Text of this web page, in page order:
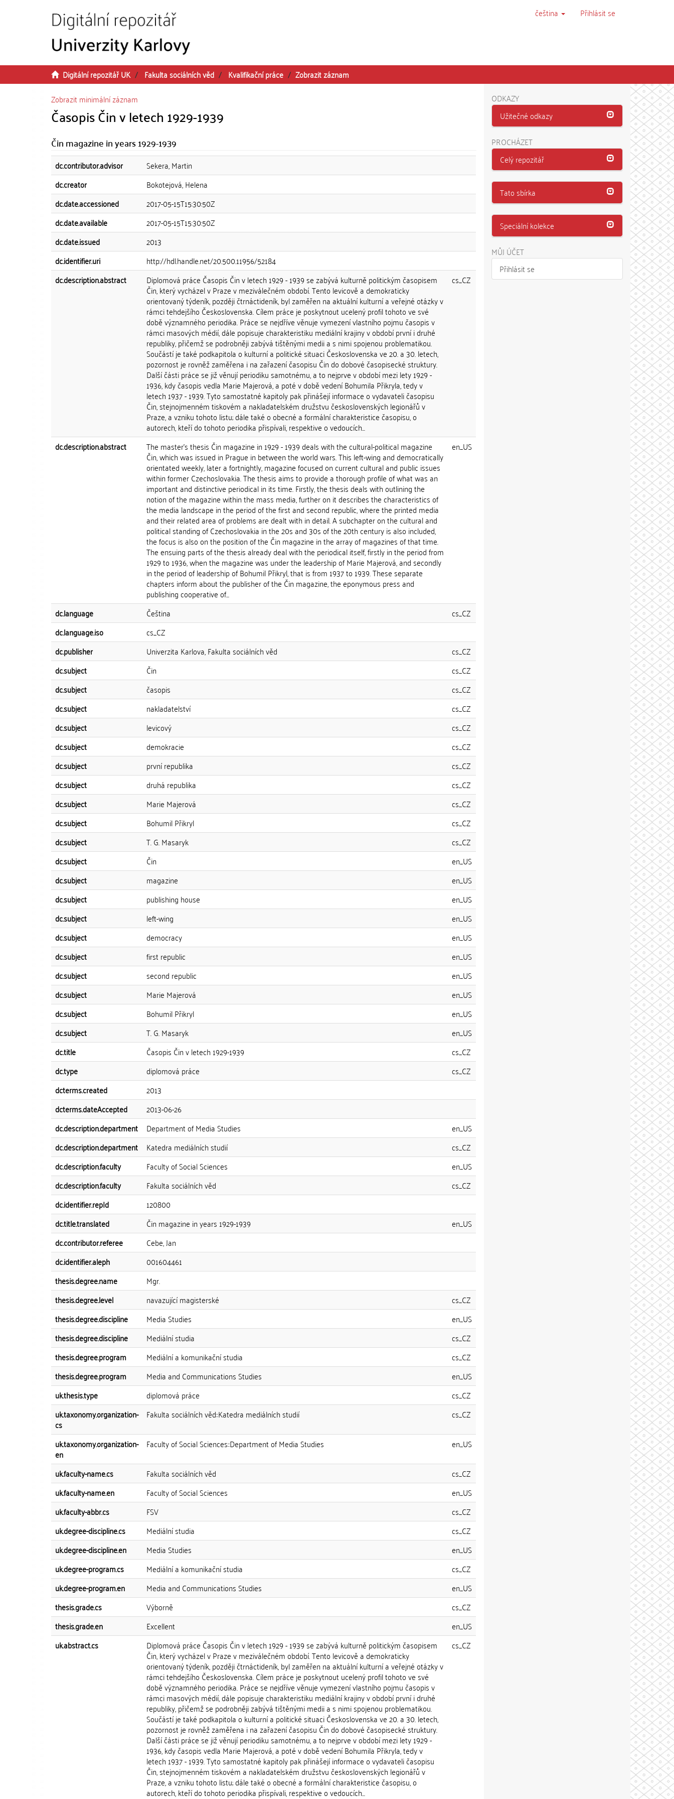
čeština Přihlásit se
Digitální repozitář UK Fakulta sociálních věd Kvalifikační práce
Zobrazit záznam
Zobrazit minimální záznam
Časopis Čin v letech 1929-1939
Čin magazine in years 1929-1939
dc.contributor.advisor
Sekera, Martin
dc.creator
Bokotejová, Helena
dc.date.accessioned
2017-05-15T15:30:50Z
dc.date.available
2017-05-15T15:30:50Z
dc.date.issued
2013
dc.identifier.uri
http://hdl.handle.net/20.500.11956/52184
dc.description.abstract
Diplomová práce Časopis Čin v letech 1929 - 1939 se zabývá kulturně politickým časopisem
Čin, který vycházel v Praze v meziválečném období. Tento levicově a demokraticky
orientovaný týdeník, později čtrnáctideník, byl zaměřen na aktuální kulturní a veřejné otázky v
rámci tehdejšího Československa. Cílem práce je poskytnout ucelený profil tohoto ve své
době významného periodika. Práce se nejdříve věnuje vymezení vlastního pojmu časopis v
rámci masových médií, dále popisuje charakteristiku mediální krajiny v období první i druhé
republiky, přičemž se podrobněji zabývá tištěnými medii a s nimi spojenou problematikou.
Součástí je také podkapitola o kulturní a politické situaci Československa ve 20. a 30. letech,
pozornost je rovněž zaměřena i na zařazení časopisu Čin do dobové časopisecké struktury.
Další části práce se již věnují periodiku samotnému, a to nejprve v období mezi lety 1929 -
1936, kdy časopis vedla Marie Majerová, a poté v době vedení Bohumila Přikryla, tedy v
letech 1937 - 1939. Tyto samostatné kapitoly pak přinášejí informace o vydavateli časopisu
Čin, stejnojmenném tiskovém a nakladatelském družstvu československých legionářů v
Praze, a vzniku tohoto listu; dále také o obecné a formální charakteristice časopisu, o
autorech, kteří do tohoto periodika přispívali, respektive o vedoucích...
cs_CZ
dc.description.abstract The master's thesis Čin magazine in 1929 - 1939 deals with the cultural-political magazine
Čin, which was issued in Prague in between the world wars. This left-wing and democratically
orientated weekly, later a fortnightly, magazine focused on current cultural and public issues
within former Czechoslovakia. The thesis aims to provide a thorough profile of what was an
important and distinctive periodical in its time. Firstly, the thesis deals with outlining the
notion of the magazine within the mass media, further on it describes the characteristics of
the media landscape in the period of the first and second republic, where the printed media
and their related area of problems are dealt with in detail. A subchapter on the cultural and
political standing of Czechoslovakia in the 20s and 30s of the 20th century is also included,
the focus is also on the position of the Čin magazine in the array of magazines of that time.
The ensuing parts of the thesis already deal with the periodical itself, firstly in the period from
1929 to 1936, when the magazine was under the leadership of Marie Majerová, and secondly
in the period of leadership of Bohumil Přikryl, that is from 1937 to 1939. These separate
chapters inform about the publisher of the Čin magazine, the eponymous press and
publishing cooperative of...
en_US
dc.language Čeština
cs_CZ
dc.language.iso
cs_CZ
dc.publisher
Univerzita Karlova, Fakulta sociálních věd
cs_CZ
dc.subject
Čin
cs_CZ
dc.subject
časopis
cs_CZ
dc.subject
nakladatelství
cs_CZ
dc.subject
levicový
cs_CZ
dc.subject
demokracie
cs_CZ
dc.subject
první republika
cs_CZ
dc.subject
druhá republika
cs_CZ
dc.subject
Marie Majerová
cs_CZ
dc.subject
Bohumil Přikryl
cs_CZ
dc.subject
T. G. Masaryk
cs_CZ
dc.subject
Čin
en_US
dc.subject
magazine
en_US
dc.subject
publishing house
en_US
dc.subject
left-wing
en_US
dc.subject
democracy
en_US
dc.subject
first republic
en_US
dc.subject
second republic
en_US
dc.subject
Marie Majerová
en_US
dc.subject
Bohumil Přikryl
en_US
dc.subject
T. G. Masaryk
en_US
dc.title
Časopis Čin v letech 1929-1939
cs_CZ
dc.type
diplomová práce
cs_CZ
dcterms.created
2013
dcterms.dateAccepted
2013-06-26
dc.description.department
Department of Media Studies
en_US
dc.description.department
Katedra mediálních studií
cs_CZ
dc.description.faculty
Faculty of Social Sciences
en_US
dc.description.faculty
Fakulta sociálních věd
cs_CZ
dc.identifier.repId
120800
dc.title.translated
Čin magazine in years 1929-1939
en_US
dc.contributor.referee
Cebe, Jan
dc.identifier.aleph
001604461
thesis.degree.name
Mgr.
thesis.degree.level
navazující magisterské
cs_CZ
thesis.degree.discipline
Media Studies
en_US
thesis.degree.discipline
Mediální studia
cs_CZ
thesis.degree.program
Mediální a komunikační studia
cs_CZ
thesis.degree.program
Media and Communications Studies
en_US
uk.thesis.type
diplomová práce
cs_CZ
uk.taxonomy.organization-
cs
Fakulta sociálních věd::Katedra mediálních studií cs_CZ
uk.taxonomy.organization-
en
Faculty of Social Sciences::Department of Media Studies en_US
uk.faculty-name.cs Fakulta sociálních věd
cs_CZ
uk.faculty-name.en
Faculty of Social Sciences
en_US
uk.faculty-abbr.cs
FSV
cs_CZ
uk.degree-discipline.cs
Mediální studia
cs_CZ
uk.degree-discipline.en
Media Studies
en_US
uk.degree-program.cs
Mediální a komunikační studia
cs_CZ
uk.degree-program.en
Media and Communications Studies
en_US
thesis.grade.cs
Výborně
cs_CZ
thesis.grade.en
Excellent
en_US
uk.abstract.cs
Diplomová práce Časopis Čin v letech 1929 - 1939 se zabývá kulturně politickým časopisem
Čin, který vycházel v Praze v meziválečném období. Tento levicově a demokraticky
orientovaný týdeník, později čtrnáctideník, byl zaměřen na aktuální kulturní a veřejné otázky v
rámci tehdejšího Československa. Cílem práce je poskytnout ucelený profil tohoto ve své
době významného periodika. Práce se nejdříve věnuje vymezení vlastního pojmu časopis v
rámci masových médií, dále popisuje charakteristiku mediální krajiny v období první i druhé
republiky, přičemž se podrobněji zabývá tištěnými medii a s nimi spojenou problematikou.
Součástí je také podkapitola o kulturní a politické situaci Československa ve 20. a 30. letech,
pozornost je rovněž zaměřena i na zařazení časopisu Čin do dobové časopisecké struktury.
Další části práce se již věnují periodiku samotnému, a to nejprve v období mezi lety 1929 -
1936, kdy časopis vedla Marie Majerová, a poté v době vedení Bohumila Přikryla, tedy v
letech 1937 - 1939. Tyto samostatné kapitoly pak přinášejí informace o vydavateli časopisu
Čin, stejnojmenném tiskovém a nakladatelském družstvu československých legionářů v
Praze, a vzniku tohoto listu; dále také o obecné a formální charakteristice časopisu, o
autorech, kteří do tohoto periodika přispívali, respektive o vedoucích...
cs_CZ
ODKAZY
Užitečné odkazy
PROCHÁZET
Celý repozitář
Tato sbírka
Speciální kolekce
MŮJ ÚČET
Přihlásit se